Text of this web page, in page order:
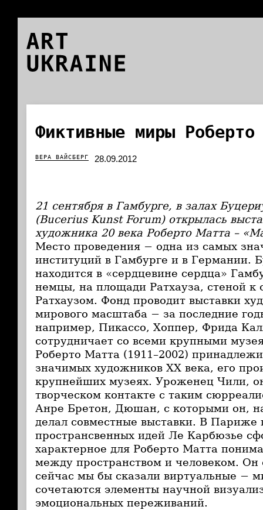
ART
UKRAINE
Фиктивные миры Роберто
ВЕРА ВАЙСБЕРГ 28.09.2012
21 сентября в Гамбурге, в залах
(Bucerius Kunst Forum) открылась
художника 20 века Роберто Матта –«
Место проведения − одна из самых
институций в Гамбурге и в Германии.
находится в «сердцевине сердца»
немцы, на площади Ратхауза, стеной к
Ратхаузом. Фонд проводит выставки
мирового масштаба − за последние
например, Пикассо, Хоппер, Фрида
сотрудничает со всеми крупными
Роберто Матта (1911–2002)
значимых художников ХХ века, его
крупнейших музеях. Уроженец Чили,
творческом контакте с таким
Анре Бретон, Дюшан, с которыми он,
делал совместные выставки. В Париже
пространсвенных идей Ле Карбюзье
характерное для Роберто Матта
между пространством и человеком. Он
сейчас мы бы сказали виртуальные −
сочетаются элементы научной
эмоциональных переживаний.